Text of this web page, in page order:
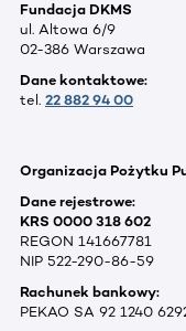
Fundacja DKMS
ul. Altowa 6/9
02-386 Warszawa
Dane kontaktowe:
tel. 22 882 94 00
Organizacja Pożytku
Dane rejestrowe:
KRS 0000 318 602
REGON 141667781
NIP 522-290-86-59
Rachunek bankowy:
PEKAO SA 92 1240